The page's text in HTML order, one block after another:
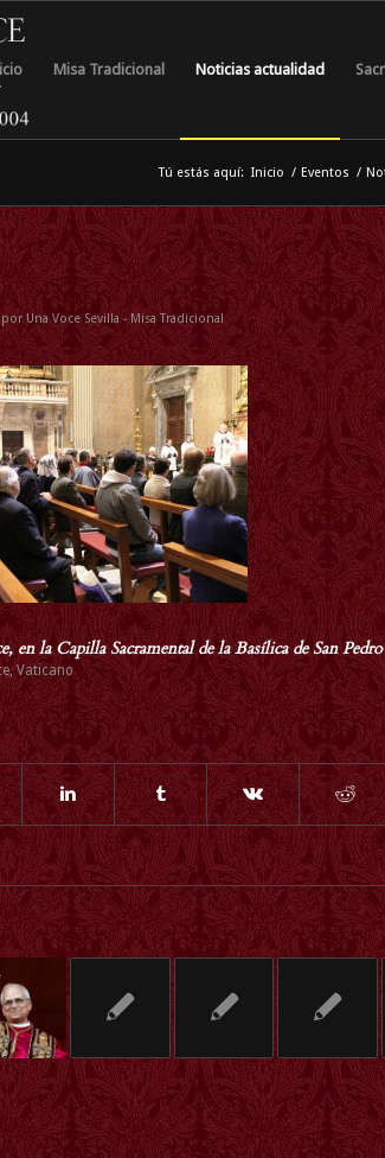
Misa Tradicional Noticias actualidad
Tú estás aquí: Inicio / Eventos /
por Una Voce Sevilla - Misa Tradicional
en la Capilla Sacramental de la Basílica de San Pedro
, Vaticano